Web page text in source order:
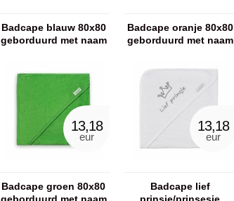
Badcape blauw 80x80
geborduurd met naam
Badcape oranje 80x80
geborduurd met naam
Badcape groen 80x80
13,18
eur
Badcape lief
13,18
eur